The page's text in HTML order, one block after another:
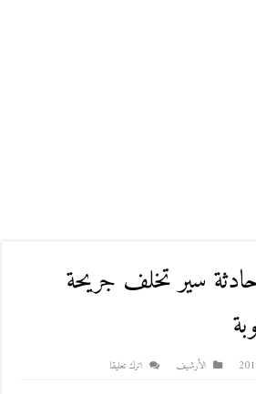
سير تخلف جريحة
اﻷرشيف اترك تعليقا